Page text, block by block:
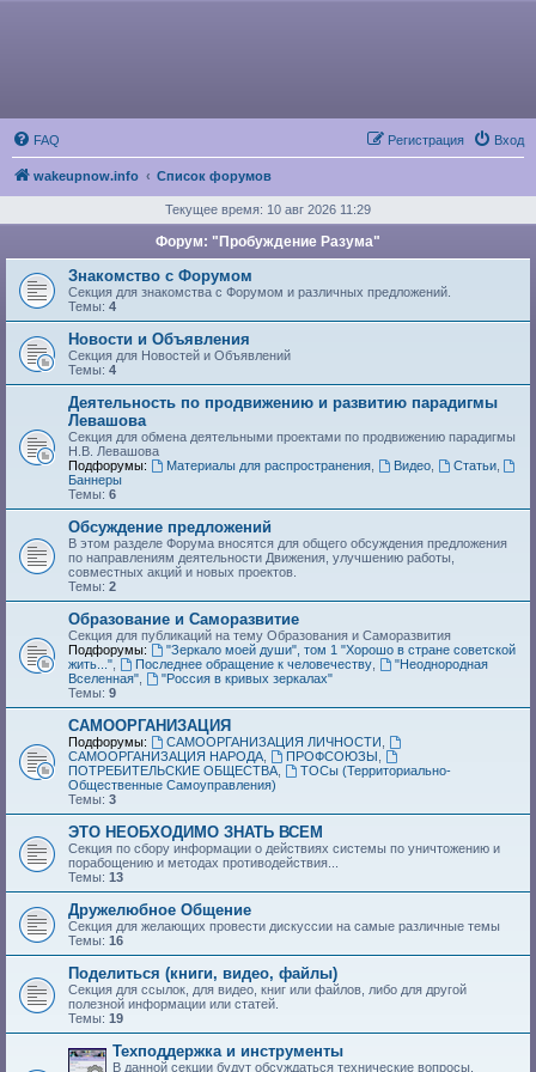
FAQ Вход
Регистрация
wakeupnow.info Список форумов
Текущее время: 10 авг 2026 11:29
Форум: "Пробуждение Разума"
Знакомство с Форумом
Секция для знакомства с Форумом и различных предложений.
Темы: 4
Новости и Объявления
Секция для Новостей и Объявлений
Темы: 4
Деятельность по продвижению и развитию парадигмы
Левашова
Секция для обмена деятельными проектами по продвижению парадигмы
Н.В. Левашова
Подфорумы:
Материалы для распространения, Видео, Статьи,
Баннеры
Темы: 6
Обсуждение предложений
В этом разделе Форума вносятся для общего обсуждения предложения
по направлениям деятельности Движения, улучшению работы,
совместных акций и новых проектов.
Темы: 2
Образование и Саморазвитие
Секция для публикаций на тему Образования и Саморазвития
Подфорумы:
"Зеркало моей души", том 1 "Хорошо в стране советской
жить..."
Последнее обращение к человечеству,
"Неоднородная
Вселенная"
"Россия в кривых зеркалах"
Темы: 9
САМООРГАНИЗАЦИЯ
Подфорумы: САМООРГАНИЗАЦИЯ ЛИЧНОСТИ
САМООРГАНИЗАЦИЯ НАРОДА
ПРОФСОЮЗЫ
ПОТРЕБИТЕЛЬСКИЕ ОБЩЕСТВА
ТОСы (Территориально-
Общественные Самоуправления)
Темы: 3
ЭТО НЕОБХОДИМО ЗНАТЬ ВСЕМ
Секция по сбору информации о действиях системы по уничтожению и
порабощению и методах противодействия...
Темы: 13
Дружелюбное Общение
Секция для желающих провести дискуссии на самые различные темы
Темы: 16
Поделиться (книги, видео, файлы)
Секция для ссылок, для видео, книг или файлов, либо для другой
полезной информации или статей.
Темы: 19
Техподдержка и инструменты
В данной секции будут обсуждаться технические вопросы,